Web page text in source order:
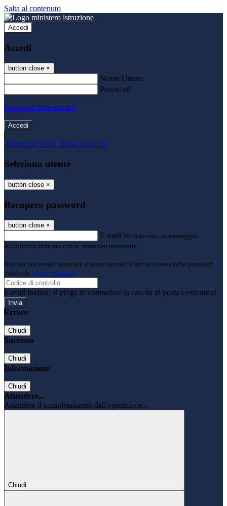
Salta al contenuto
Accedi
Accedi
button close ×
Nome Utente
Password
Password dimenticata?
-
Entra con SPID Entra con CIE
Seleziona utente
button close ×
Recupero password
button close ×
E-mail Verrà inviato un messaggio
all'indirizzo indicato con le istruzioni necessarie.
Non hai una e-mail associata al nome utente? Effettua il reset della password
tramite la Login Spaggiari
E-mail inviata, si prega di controllare la casella di posta elettronica!
Errore
Chiudi
Successo
Chiudi
Informazione
Chiudi
Attendere...
Attendere il completamento dell'operazione...
Chiudi